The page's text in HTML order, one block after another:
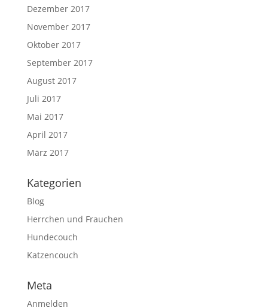
Dezember 2017
November 2017
Oktober 2017
September 2017
August 2017
Juli 2017
Mai 2017
April 2017
März 2017
Kategorien
Blog
Herrchen und Frauchen
Hundecouch
Katzencouch
Meta
Anmelden